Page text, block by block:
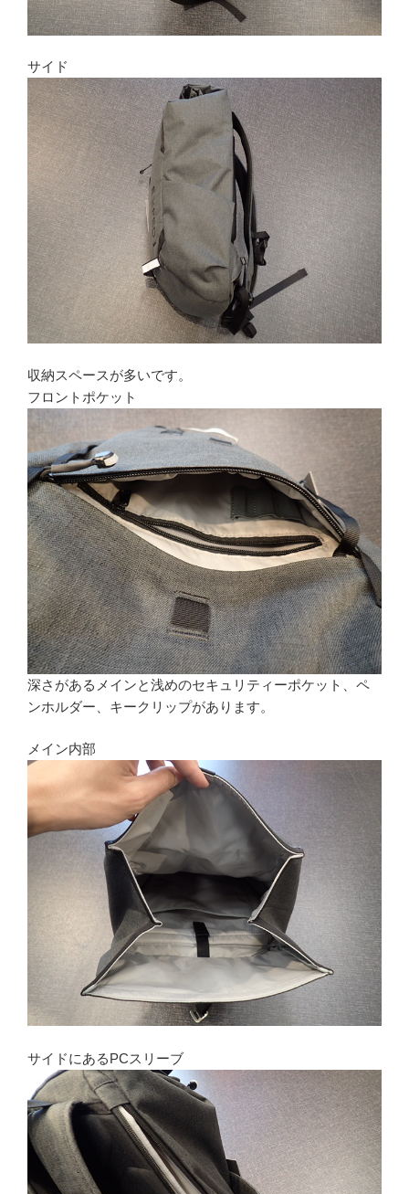
サイド
収納スペースが多いです。
フロントポケット
深さがあるメインと浅めのセキュリティーポケット、ペ
ンホルダー、キークリップがあります。
メイン内部
サイドにあるPCスリーブ